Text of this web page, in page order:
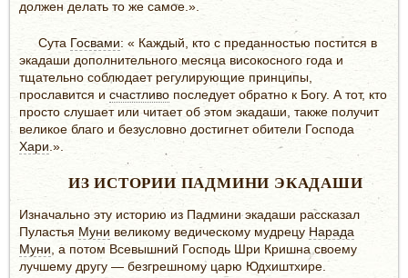
должен делать то же самое.».
Сута Госвами: « Каждый, кто с преданностью постится в
экадаши дополнительного месяца високосного года и
тщательно соблюдает регулирующие принципы,
прославится и счастливо последует обратно к Богу. А тот, кто
просто слушает или читает об этом экадаши, также получит
великое благо и безусловно достигнет обители Господа
Хари .».
ИЗ ИСТОРИИ ПАДМИНИ ЭКАДАШИ
Изначально эту историю из Падмини экадаши рассказал
Пуластья Муни великому ведическому мудрецу Нарада
Муни , а потом Всевышний Господь Шри Кришна своему
лучшему другу — безгрешному царю Юдхиштхире.